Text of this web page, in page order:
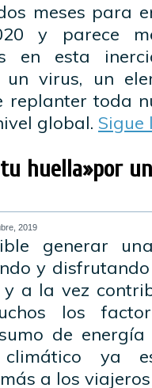
meses para
y parece
en esta
un virus, un
replanter toda
global.
tu huella»por
2019
generar
y
y a la vez
los
de
ya
a los